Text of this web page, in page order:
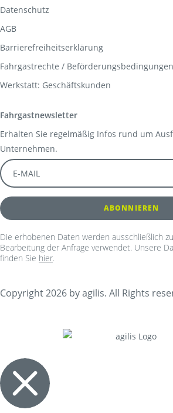
Datenschutz
AGB
Barrierefreiheitserklärung
Fahrgastrechte / Beförderungsbedingungen
Werkstatt: Geschäftskunden
Fahrgastnewsletter
Erhalten Sie regelmäßig Infos rund um
Unternehmen.
Die erhobenen Daten werden ausschließlich
Bearbeitung der Anfrage verwendet. Unsere
finden Sie hier.
Copyright 2026 by agilis. All Rights